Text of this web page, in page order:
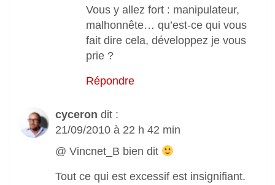
Vous y allez fort : manipulateur,
malhonnête… qu’est-ce qui vous
fait dire cela, développez je vous
prie ?
Répondre
cyceron dit :
21/09/2010 à 22 h 42 min
@ Vincnet_B bien dit
Tout ce qui est excessif est insignifiant.